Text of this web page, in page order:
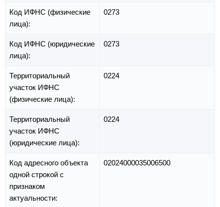
Код ИФНС (физические
лица):
0273
Код ИФНС (юридические
лица):
0273
Территориальный
участок ИФНС
(физические лица):
0224
Территориальный
участок ИФНС
(юридические лица):
0224
Код адресного объекта
одной строкой с
признаком
актуальности:
02024000035006500